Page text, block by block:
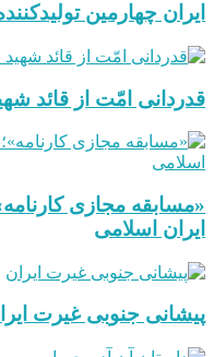
ایران چهارمین
قدردانی امّت از قائد
«مسابقه مجازی
ایران اسلامی
پیشانی جنوبی غیرت